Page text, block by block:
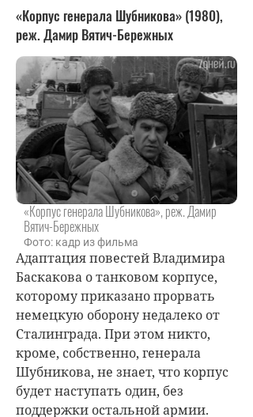
«Корпус генерала Шубникова» (1980),
реж. Дамир Вятич-Бережных
«Корпус генерала Шубникова», реж. Дамир
Вятич-Бережных
Фото: кадр из фильма
Адаптация повестей Владимира
Баскакова о танковом корпусе,
которому приказано прорвать
немецкую оборону недалеко от
Сталинграда. При этом никто,
кроме, собственно, генерала
Шубникова, не знает, что корпус
будет наступать один, без
поддержки остальной армии.